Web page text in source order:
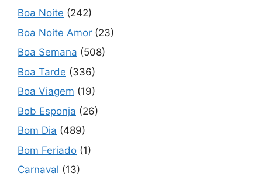
Boa Noite (242)
Boa Noite Amor (23)
Boa Semana (508)
Boa Tarde (336)
Boa Viagem (19)
Bob Esponja (26)
Bom Dia (489)
Bom Feriado (1)
Carnaval (13)